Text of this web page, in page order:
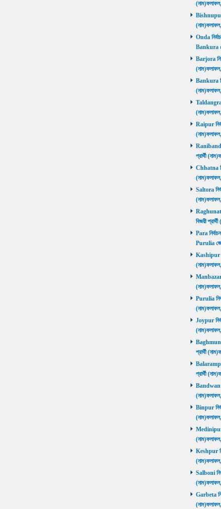
Bishnupur
Onda
Bankura
Barjora
Bankura
Taldangra
Raipur
Ranibandh
প্রার্থী
Chhatna
Saltora
বিজয়ী
Para
Purulia
Kashipur
Manbazar
Purulia
Joypur
প্রার্থী
প্রার্থী
Bandwan
Binpur
Medinipur
Keshpur
Salboni
Garbeta